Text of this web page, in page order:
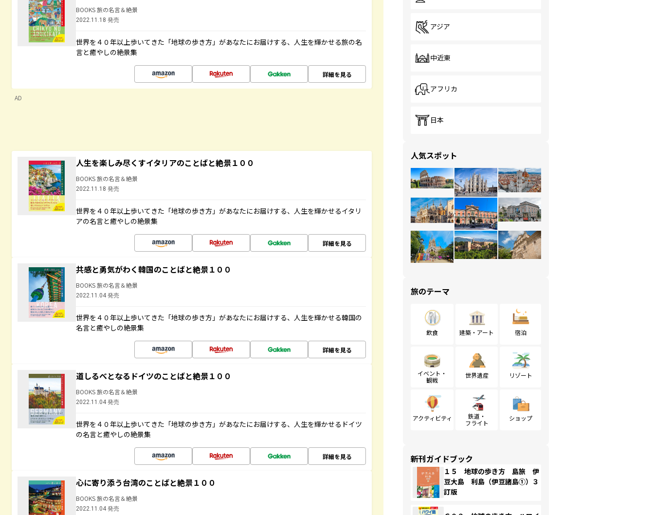
BOOKS 旅の名言＆絶景
2022.11.18 発売
世界を４０年以上歩いてきた「地球の歩き方」があなたにお届けする、人生を輝かせる旅の名
言と癒やしの絶景集
詳細を見る
AD
人生を楽しみ尽くすイタリアのことばと絶景１００
BOOKS 旅の名言＆絶景
2022.11.18 発売
世界を４０年以上歩いてきた「地球の歩き方」があなたにお届けする、人生を輝かせるイタリ
アの名言と癒やしの絶景集
詳細を見る
共感と勇気がわく韓国のことばと絶景１００
BOOKS 旅の名言＆絶景
2022.11.04 発売
世界を４０年以上歩いてきた「地球の歩き方」があなたにお届けする、人生を輝かせる韓国の
名言と癒やしの絶景集
詳細を見る
道しるべとなるドイツのことばと絶景１００
BOOKS 旅の名言＆絶景
2022.11.04 発売
世界を４０年以上歩いてきた「地球の歩き方」があなたにお届けする、人生を輝かせるドイツ
の名言と癒やしの絶景集
詳細を見る
心に寄り添う台湾のことばと絶景１００
BOOKS 旅の名言＆絶景
2022.11.04 発売
アジア
中近東
アフリカ
日本
人気スポット
旅のテーマ
飲食 建築・アート 宿泊
イベント・
観戦
世界遺産 リゾート
アクティビティ
鉄道・
フライト
ショップ
新刊ガイドブック
１５ 地球の歩き方 島旅 伊
豆大島 利島（伊豆諸島①）３
訂版